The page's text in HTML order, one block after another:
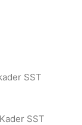
SST
SST